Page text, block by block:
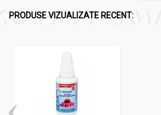
PRODUSE VIZUALIZATE RECENT: